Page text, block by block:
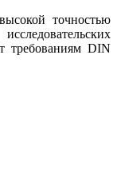
точностью
требованиям DIN